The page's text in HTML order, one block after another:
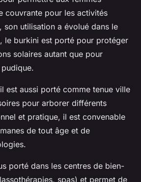
couvrante pour les activités
son utilisation a évolué dans le
le burkini est porté pour protéger
solaires autant que pour
est aussi porté comme tenue ville
pour arborer différents
et pratique, il est convenable
de tout âge et de
porté dans les centres de bien-
spas) et permet de